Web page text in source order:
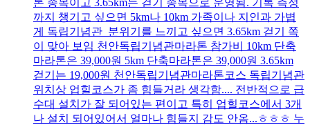
까지 챙기고 싶으면 5km나 10km 가족이나 지인과 가볍
게 독립기념관 분위기를 느끼고 싶으면 3.65km 걷기 쪽
이 맞아 보임 천안독립기념관마라톤 참가비 10km 단축
마라톤은 39,000원 5km 단축마라톤은 39,000원 3.65km
걷기는 19,000원 천안독립기념관마라톤코스 독립기념관
위치상 업힐코스가 좀 힘들거라 생각함.... 전반적으로 급
수대 설치가 잘 되어있는 편이고 특히 업힐코스에서 3개
나 설치 되어있어서 얼마나 힘들지 감도 안옴...ㅎㅎㅎ 누